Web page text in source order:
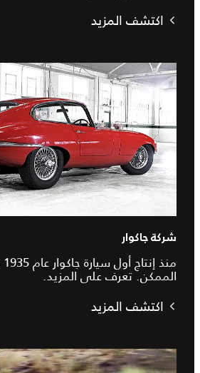
اكتشف المزيد
شركة جاكوار
الممكن. تعرف على المزيد.
اكتشف المزيد